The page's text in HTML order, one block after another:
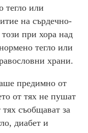
тегло или
на сърдечно-
при хора над
тегло или
храни.
предимно от
от тях не пушат
съобщават за
диабет и